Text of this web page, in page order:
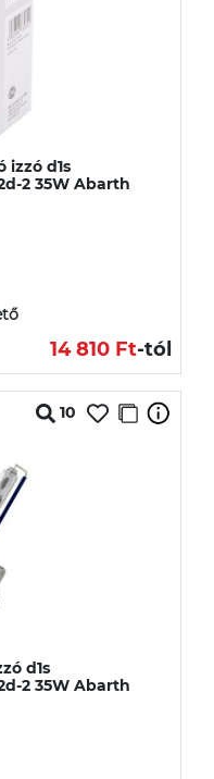
izzó d1s
2 35W Abarth
14 810 Ft-tól
10
d1s
2 35W Abarth